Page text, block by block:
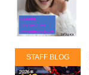
STAFF BLOG